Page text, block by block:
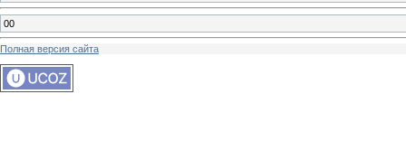
00
Полная версия сайта